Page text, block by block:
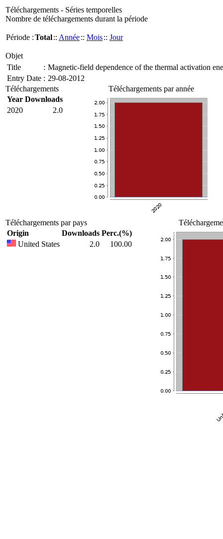
Téléchargements - Séries temporelles
Nombre de téléchargements durant la période
Période :Total:: Année:: Mois:: Jour
Objet
Title
: Magnetic-field dependence of the thermal activation
Entry Date : 29-08-2012
Téléchargements
Year Downloads
2020
2.0
Téléchargements par année
Téléchargements par pays
Origin
Downloads Perc.(%)
United States
2.0 100.00